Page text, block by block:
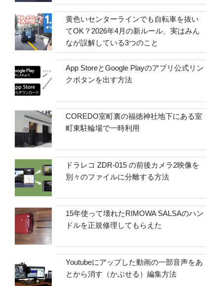
黄色いセンターラインでも自転車を抜い
てOK？2026年4月の新ルール、実はみん
なが誤解している3つのこと
App StoreとGoogle Playのアプリ公式リン
クボタンを出す方法
COREDO室町裏の福徳神社地下にある室
町東駐輪場で一時利用
ドラレコ ZDR-015 の前後カメラ2映像を
別々のファイルに分離する方法
15年使って壊れたRIMOWA SALSAのハン
ドルを正規修理してもらえた
Youtubeにアップした動画の一部音声をあ
とから消す（かぶせる）編集方法